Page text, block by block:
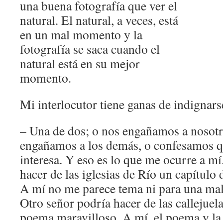
una buena fotografía que ver el
natural. El natural, a veces, está
en un mal momento y la
fotografía se saca cuando el
natural está en su mejor
momento.
Mi interlocutor tiene ganas de
– Una de dos; o nos engañamos a
engañamos a los demás, o confesamos
interesa. Y eso es lo que me ocurre a
hacer de las iglesias de Río un capítulo
A mí no me parece tema ni para una
Otro señor podría hacer de las